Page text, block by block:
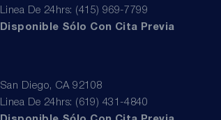
Linea De 24hrs: (415) 969-7799
Disponible Sólo Con Cita Previa
San Diego, CA 92108
Linea De 24hrs: (619) 431-4840